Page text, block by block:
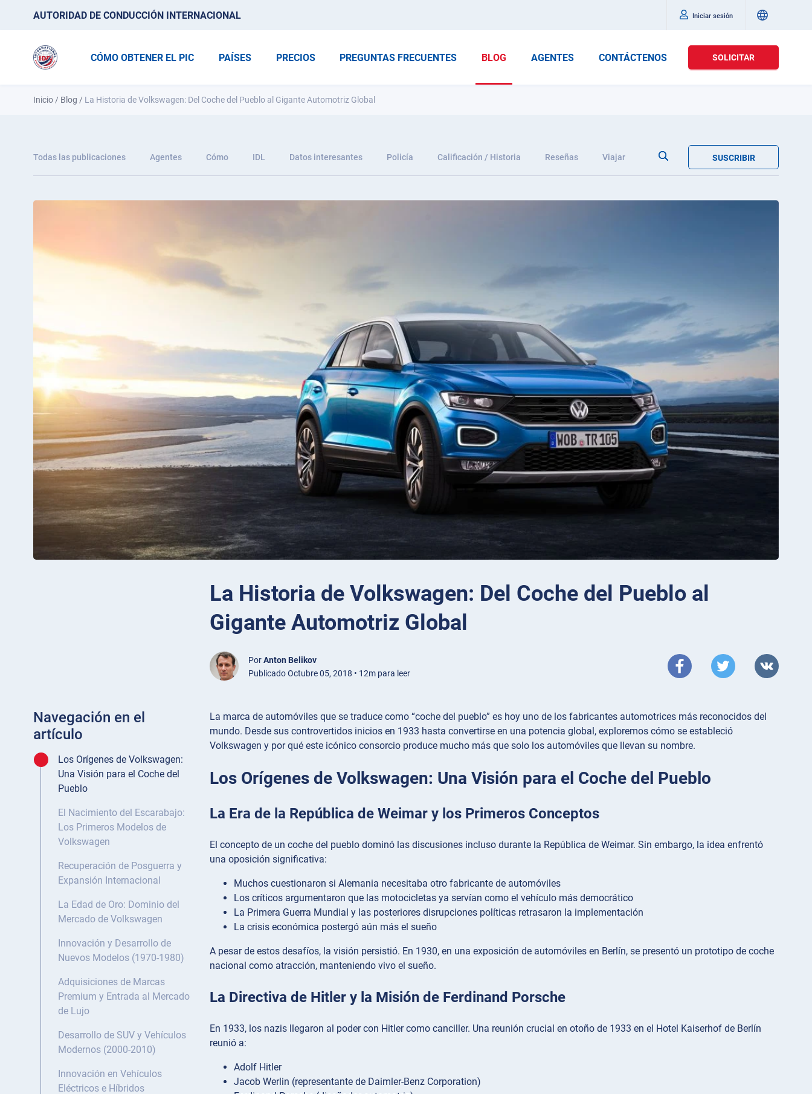
AUTORIDAD DE CONDUCCIÓN INTERNACIONAL Iniciar sesión
CÓMO OBTENER EL PIC PAÍSES PRECIOS PREGUNTAS FRECUENTES BLOG AGENTES CONTÁCTENOS SOLICITAR
Inicio / Blog / La Historia de Volkswagen: Del Coche del Pueblo al Gigante Automotriz Global
Todas las publicaciones Agentes Cómo IDL Datos interesantes Policía Calificación / Historia Reseñas Viajar SUSCRIBIR
La Historia de Volkswagen: Del Coche del Pueblo al
Gigante Automotriz Global
PorAnton Belikov
Publicado Octubre 05, 2018 • 12m para leer
Navegación en el
artículo
Los Orígenes de Volkswagen:
Una Visión para el Coche del
Pueblo
El Nacimiento del Escarabajo:
Los Primeros Modelos de
Volkswagen
Recuperación de Posguerra y
Expansión Internacional
La Edad de Oro: Dominio del
Mercado de Volkswagen
Innovación y Desarrollo de
Nuevos Modelos (1970-1980)
Adquisiciones de Marcas
Premium y Entrada al Mercado
de Lujo
Desarrollo de SUV y Vehículos
Modernos (2000-2010)
Innovación en Vehículos
Eléctricos e Híbridos
La marca de automóviles que se traduce como “coche del pueblo” es hoy uno de los fabricantes automotrices más reconocidos del
mundo. Desde sus controvertidos inicios en 1933 hasta convertirse en una potencia global, exploremos cómo se estableció
Volkswagen y por qué este icónico consorcio produce mucho más que solo los automóviles que llevan su nombre.
Los Orígenes de Volkswagen: Una Visión para el Coche del Pueblo
La Era de la República de Weimar y los Primeros Conceptos
El concepto de un coche del pueblo dominó las discusiones incluso durante la República de Weimar. Sin embargo, la idea enfrentó
una oposición significativa:
Muchos cuestionaron si Alemania necesitaba otro fabricante de automóviles
Los críticos argumentaron que las motocicletas ya servían como el vehículo más democrático
La Primera Guerra Mundial y las posteriores disrupciones políticas retrasaron la implementación
La crisis económica postergó aún más el sueño
A pesar de estos desafíos, la visión persistió. En 1930, en una exposición de automóviles en Berlín, se presentó un prototipo de coche
nacional como atracción, manteniendo vivo el sueño.
La Directiva de Hitler y la Misión de Ferdinand Porsche
En 1933, los nazis llegaron al poder con Hitler como canciller. Una reunión crucial en otoño de 1933 en el Hotel Kaiserhof de Berlín
reunió a:
Adolf Hitler
Jacob Werlin (representante de Daimler-Benz Corporation)